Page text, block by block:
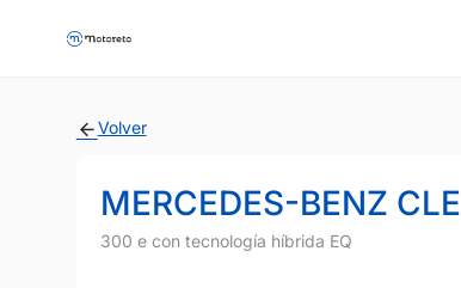
Volver
MERCEDES-BENZ CLE
300 e con tecnología híbrida EQ